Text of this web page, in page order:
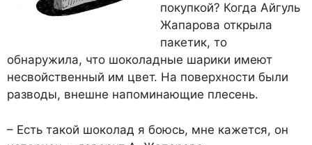
покупкой? Когда Айгуль
Жапарова открыла
пакетик, то
обнаружила, что шоколадные шарики имеют
несвойственный им цвет. На поверхности были
разводы, внешне напоминающие плесень.
– Есть такой шоколад я боюсь, мне кажется, он